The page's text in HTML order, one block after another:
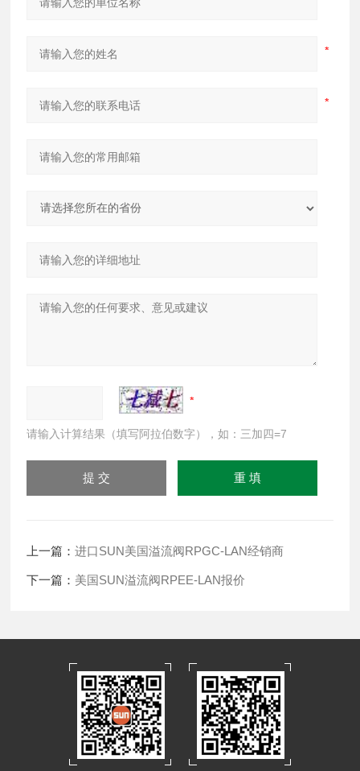
请输入计算结果（填写阿拉伯数字），如：三加四=7
上一篇：进口SUN美国溢流阀RPGC-LAN经销商
下一篇： 美国SUN溢流阀RPEE-LAN报价